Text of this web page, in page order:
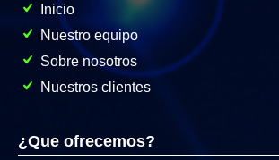
Inicio
Nuestro equipo
Sobre nosotros
Nuestros clientes
¿Que ofrecemos?